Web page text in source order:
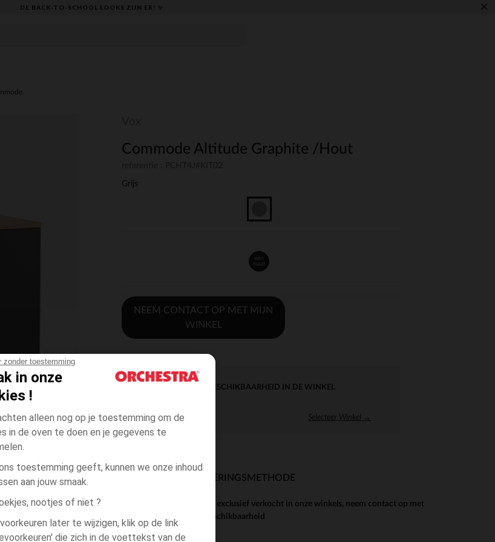
zonder toestemming
in onze
!
alleen nog op je toestemming om de
in de oven te doen en je gegevens te
toestemming geeft, kunnen we onze inhoud
aan jouw smaak.
nootjes of niet ?
later te wijzigen, klik op de link
die zich in de voettekst van de
DE BACK-TO-SCHOOL LOOKS ZIJN ER! ✨ ×
Commode Altitude Graphite /Hout
Grijs
één
maat
NEEM CONTACT OP MET MIJN
WINKEL
DIRECTE BESCHIKBAARHEID IN DE WINKEL
Selecteer Winkel →
BESCHIKBAARE LEVERINGSMETHODE
dit product wordt exclusief verkocht in onze winkels, neem contact op met
ke winkel voor beschikbaarheid